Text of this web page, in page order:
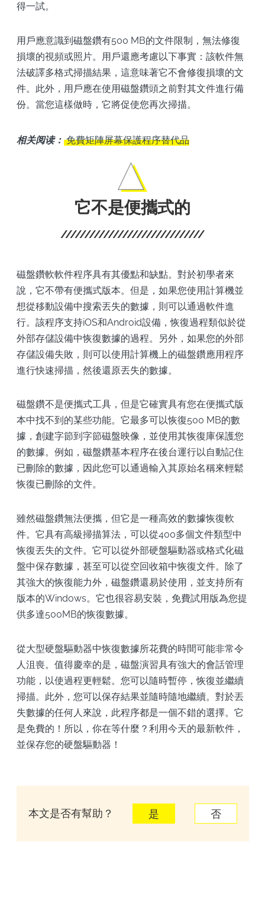
得一試。
用戶應意識到磁盤鑽有500 MB的文件限制，無法修復
損壞的視頻或照片。用戶還應考慮以下事實：該軟件無
法破譯多格式掃描結果，這意味著它不會修復損壞的文
件。此外，用戶應在使用磁盤鑽頭之前對其文件進行備
份。當您這樣做時，它將促使您再次掃描。
相关阅读： 免費矩陣屏幕保護程序替代品
它不是便攜式的
磁盤鑽軟軟件程序具有其優點和缺點。對於初學者來
說，它不帶有便攜式版本。但是，如果您使用計算機並
想從移動設備中搜索丟失的數據，則可以通過軟件進
行。該程序支持iOS和Android設備，恢復過程類似於從
外部存儲設備中恢復數據的過程。另外，如果您的外部
存儲設備失敗，則可以使用計算機上的磁盤鑽應用程序
進行快速掃描，然後還原丟失的數據。
磁盤鑽不是便攜式工具，但是它確實具有您在便攜式版
本中找不到的某些功能。它最多可以恢復500 MB的數
據，創建字節到字節磁盤映像，並使用其恢復庫保護您
的數據。例如，磁盤鑽基本程序在後台運行以自動記住
已刪除的數據，因此您可以通過輸入其原始名稱來輕鬆
恢復已刪除的文件。
雖然磁盤鑽無法便攜，但它是一種高效的數據恢復軟
件。它具有高級掃描算法，可以從400多個文件類型中
恢復丟失的文件。它可以從外部硬盤驅動器或格式化磁
盤中保存數據，甚至可以從空回收箱中恢復文件。除了
其強大的恢復能力外，磁盤鑽還易於使用，並支持所有
版本的Windows。它也很容易安裝，免費試用版為您提
供多達500MB的恢復數據。
從大型硬盤驅動器中恢復數據所花費的時間可能非常令
人沮喪。值得慶幸的是，磁盤演習具有強大的會話管理
功能，以使過程更輕鬆。您可以隨時暫停，恢復並繼續
掃描。此外，您可以保存結果並隨時隨地繼續。對於丟
失數據的任何人來說，此程序都是一個不錯的選擇。它
是免費的！所以，你在等什麼？利用今天的最新軟件，
並保存您的硬盤驅動器！
本文是否有幫助？ 是 否